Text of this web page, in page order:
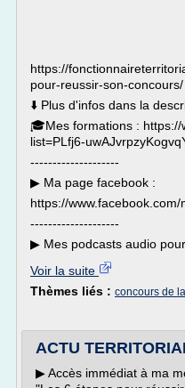
https://
pour-reussir-son-concours/
⬇️ Plus d'infos dans la
🎓Mes formations :
list=PLfj6-
--------------------
▶︎ Ma page facebook :
https://
--------------------
▶︎ Mes podcasts audio
Voir la suite
Thèmes liés : concours de
ACTU
▶︎ Accès immédiat à ma